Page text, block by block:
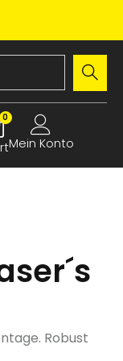
0
Mein Konto
Robust